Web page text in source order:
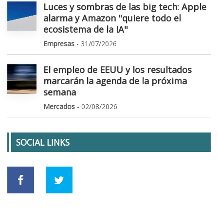
Luces y sombras de las big tech: Apple
alarma y Amazon "quiere todo el
ecosistema de la IA"
Empresas - 31/07/2026
El empleo de EEUU y los resultados
marcarán la agenda de la próxima
semana
Mercados - 02/08/2026
SOCIAL LINKS